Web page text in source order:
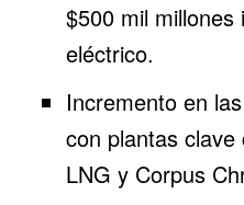
$500 mil millones
eléctrico.
Incremento en
con plantas
LNG y Corpus